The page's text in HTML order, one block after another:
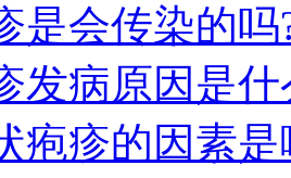
是会传染的吗
发病原因是什
疱疹的因素是